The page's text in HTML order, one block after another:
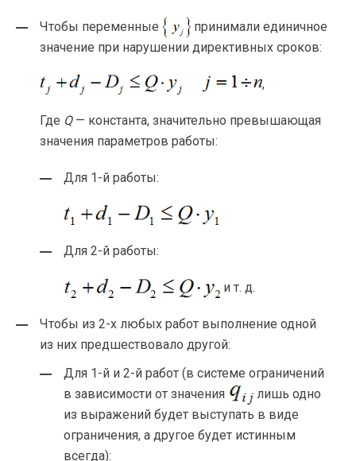
Чтобы переменные
принимали единичное
значение при нарушении директивных сроков:
,
Где Q— константа, значительно превышающая
значения параметров работы:
Для 1-й работы:
Для 2-й работы:
и т. д.
Чтобы из 2-х любых работ выполнение одной
из них предшествовало другой:
Для 1-й и 2-й работ (в системе ограничений
в зависимости от значения
лишь одно
из выражений будет выступать в виде
ограничения, а другое будет истинным
всегда):